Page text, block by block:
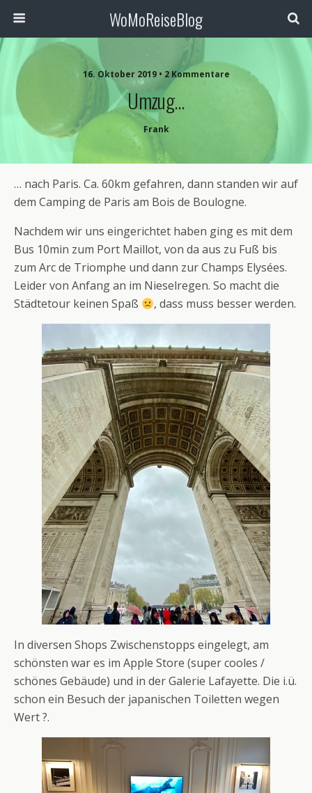
WoMoReiseBlog
16. Oktober 2019 • 2 Kommentare
Umzug…
Frank
… nach Paris. Ca. 60km gefahren, dann standen wir auf
dem Camping de Paris am Bois de Boulogne.
Nachdem wir uns eingerichtet haben ging es mit dem
Bus 10min zum Port Maillot, von da aus zu Fuß bis
zum Arc de Triomphe und dann zur Champs Elysées.
Leider von Anfang an im Nieselregen. So macht die
Städtetour keinen Spaß
, dass muss besser werden.
In diversen Shops Zwischenstopps eingelegt, am
schönsten war es im Apple Store (super cooles /
schönes Gebäude) und in der Galerie Lafayette. Die i.ü.
schon ein Besuch der japanischen Toiletten wegen
Wert ?.